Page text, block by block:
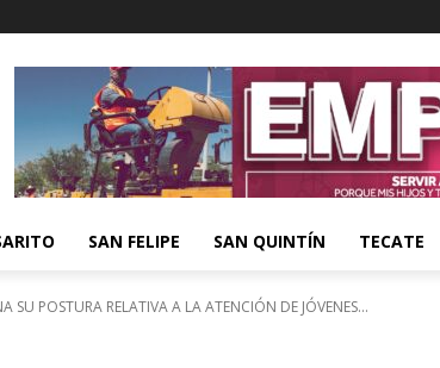
SAN FELIPE SAN QUINTÍN TECATE
SU POSTURA RELATIVA A LA ATENCIÓN DE JÓVENES...